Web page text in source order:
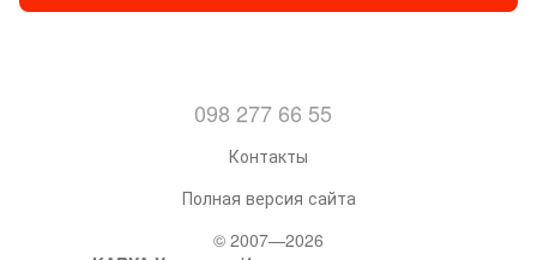
098 277 66 55
Контакты
Полная версия сайта
© 2007—2026